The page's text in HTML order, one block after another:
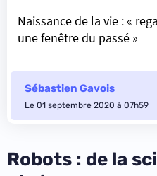
Naissance de la vie : «
une fenêtre du passé »
Sébastien Gavois
Le 01 septembre 2020 à 07h59
Robots : de la